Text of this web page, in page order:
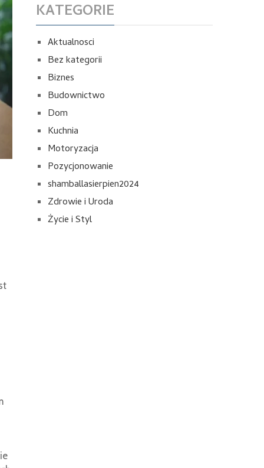
KATEGORIE
Aktualnosci
Bez kategorii
Biznes
Budownictwo
Dom
Kuchnia
Motoryzacja
Pozycjonowanie
shamballasierpien2024
Zdrowie i Uroda
Życie i Styl